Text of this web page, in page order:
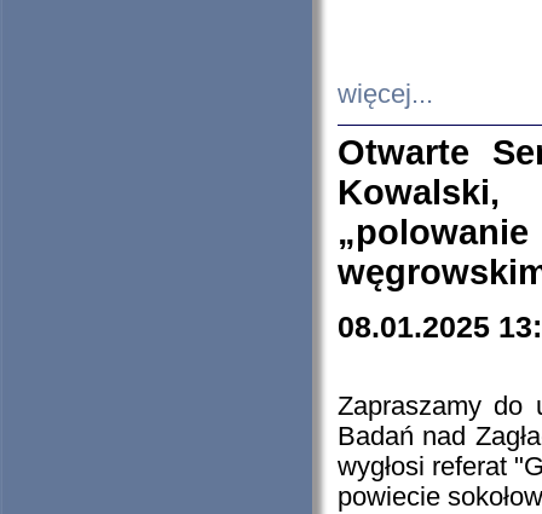
więcej...
Otwarte
08.01.2025
Zapraszamy do
Badań nad
wygłosi referat
powiecie